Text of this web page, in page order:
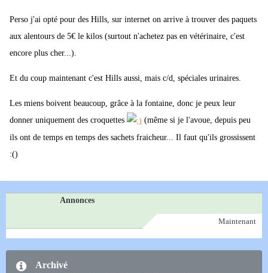
Perso j'ai opté pour des Hills, sur internet on arrive à trouver des paquets
aux alentours de 5€ le kilos (surtout n'achetez pas en vétérinaire, c'est
encore plus cher...).
Et du coup maintenant c'est Hills aussi, mais c/d, spéciales urinaires.
Les miens boivent beaucoup, grâce à la fontaine, donc je peux leur
donner uniquement des croquettes
(même si je l'avoue, depuis peu
ils ont de temps en temps des sachets fraicheur... Il faut qu'ils grossissent
:()
Annonces
Maintenant
Archivé